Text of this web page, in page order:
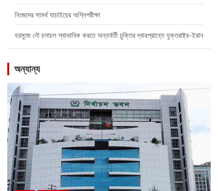
নিজেদের সামর্থ যাচাইয়ের অগ্নিপরীক্ষা
হরমুজে নৌ চলাচল স্বাভাবিক করতে অন্তর্বর্তী চুক্তির দ্বারপ্রান্তে যুক্তরাষ্ট্র-ইরান
অন্যান্য